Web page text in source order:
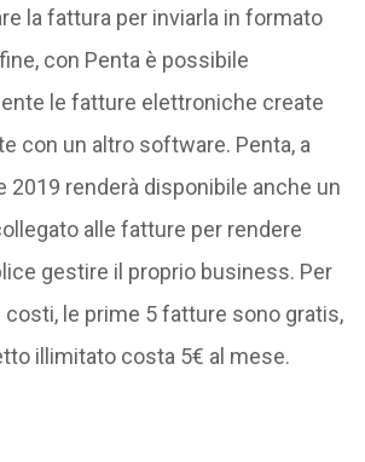
la fattura per inviarla in formato
con Penta è possibile
le fatture elettroniche create
con un altro software. Penta, a
2019 renderà disponibile anche un
alle fatture per rendere
gestire il proprio business. Per
costi, le prime 5 fatture sono gratis,
illimitato costa 5€ al mese.